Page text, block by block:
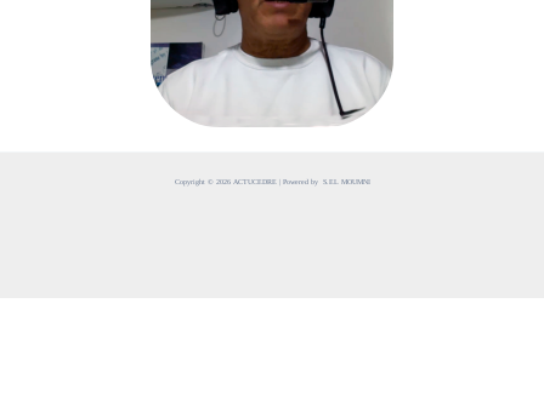
Copyright © 2026 ACTUCEDRE | Powered by S.EL MOUMNI